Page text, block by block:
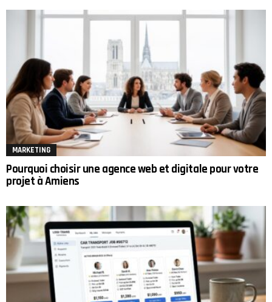
MARKETING
Pourquoi choisir une agence web et digitale pour votre
projet à Amiens